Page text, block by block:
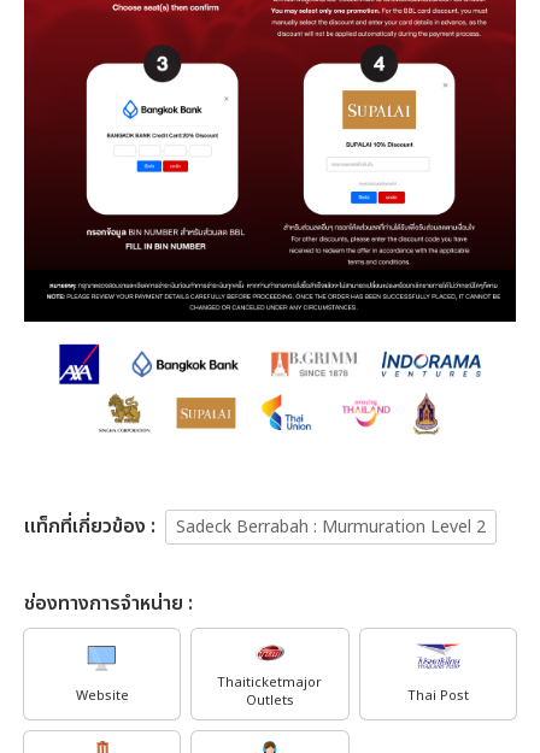
เเท็กที่เกี่ยวข้อง : Sadeck Berrabah : Murmuration Level 2
ช่องทางการจำหน่าย :
Website
Thaiticketmajor
Outlets
Thai Post